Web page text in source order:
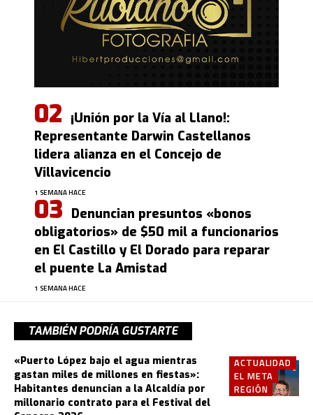
¡Unión por la Vía al Llano!:
Representante Darwin Castellanos
lidera alianza en el Concejo de
Villavicencio
1 SEMANA HACE
Denuncian presuntos «bonos
obligatorios» de $50 mil a funcionarios
en El Castillo y El Dorado para reparar
el puente La Amistad
1 SEMANA HACE
TAMBIÉN PODRÍA GUSTARTE
ACTUALIDAD
EL META
REGIÓN
«Puerto López bajo el agua mientras
gastan miles de millones en fiestas»:
Habitantes denuncian a la Alcaldía por
millonario contrato para el Festival del